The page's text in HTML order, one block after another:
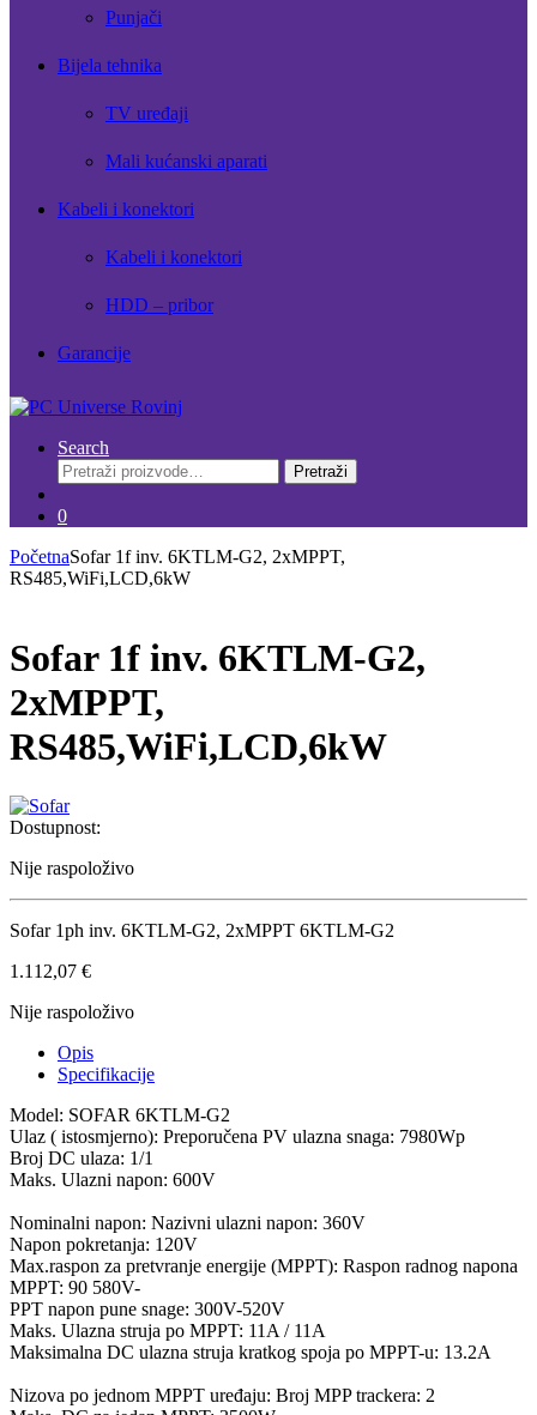
Punjači
Bijela tehnika
TV uređaji
Mali kućanski aparati
Kabeli i konektori
Kabeli i konektori
HDD – pribor
Garancije
Search
Pretraži:
Pretraži
0
PočetnaSofar 1f inv. 6KTLM-G2, 2xMPPT,
RS485,WiFi,LCD,6kW
Sofar 1f inv. 6KTLM-G2,
2xMPPT,
RS485,WiFi,LCD,6kW
Dostupnost:
Nije raspoloživo
Sofar 1ph inv. 6KTLM-G2, 2xMPPT 6KTLM-G2
1.112,07 €
Nije raspoloživo
Opis
Specifikacije
Model: SOFAR 6KTLM-G2
Ulaz ( istosmjerno): Preporučena PV ulazna snaga: 7980Wp
Broj DC ulaza: 1/1
Maks. Ulazni napon: 600V
Nominalni napon: Nazivni ulazni napon: 360V
Napon pokretanja: 120V
Max.raspon za pretvranje energije (MPPT): Raspon radnog napona
MPPT: 90 580V-
PPT napon pune snage: 300V-520V
Maks. Ulazna struja po MPPT: 11A / 11A
Maksimalna DC ulazna struja kratkog spoja po MPPT-u: 13.2A
Nizova po jednom MPPT uređaju: Broj MPP trackera: 2